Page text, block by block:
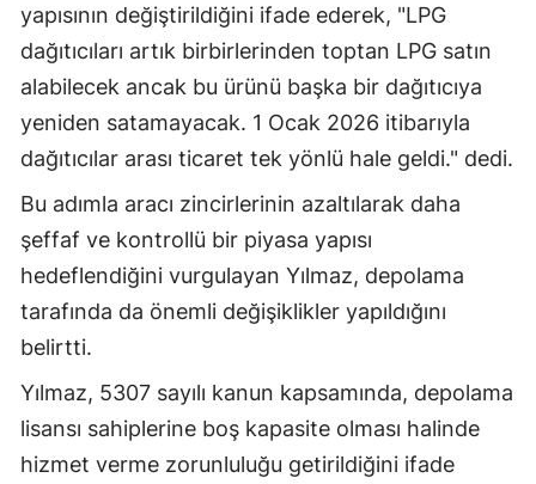
yapısının değiştirildiğini ifade ederek, "LPG
dağıtıcıları artık birbirlerinden toptan LPG satın
alabilecek ancak bu ürünü başka bir dağıtıcıya
yeniden satamayacak. 1 Ocak 2026 itibarıyla
dağıtıcılar arası ticaret tek yönlü hale geldi." dedi.
Bu adımla aracı zincirlerinin azaltılarak daha
şeffaf ve kontrollü bir piyasa yapısı
hedeflendiğini vurgulayan Yılmaz, depolama
tarafında da önemli değişiklikler yapıldığını
belirtti.
Yılmaz, 5307 sayılı kanun kapsamında, depolama
lisansı sahiplerine boş kapasite olması halinde
hizmet verme zorunluluğu getirildiğini ifade